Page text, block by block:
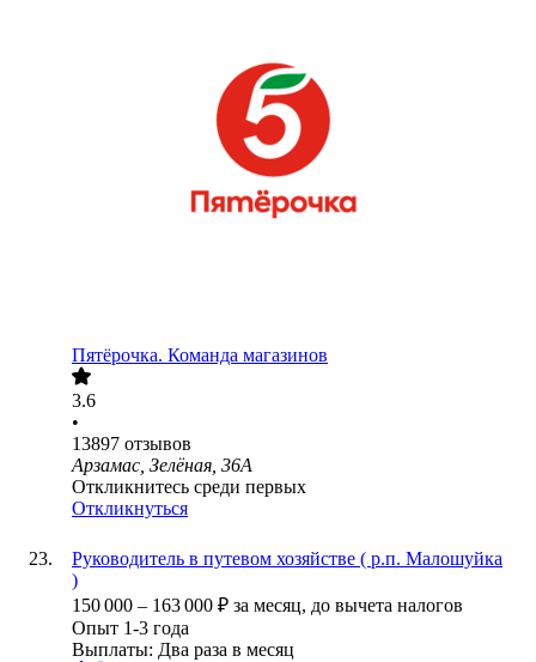
Пятёрочка. Команда магазинов
3.6
•
13897 отзывов
Арзамас, Зелёная, 36А
Откликнитесь среди первых
Откликнуться
Руководитель в путевом хозяйстве ( р.п. Малошуйка
)
150 000 – 163 000 ₽ за месяц, до вычета налогов
Опыт 1-3 года
Выплаты: Два раза в месяц